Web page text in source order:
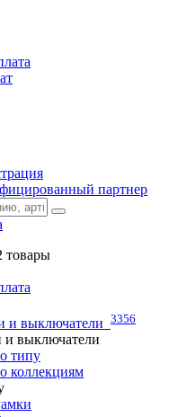
партнер
товары
и выключатели 3356
и выключатели
типу
коллекциям